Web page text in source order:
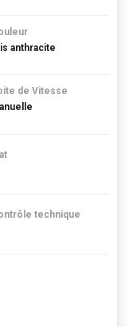
anthracite
de Vitesse
technique